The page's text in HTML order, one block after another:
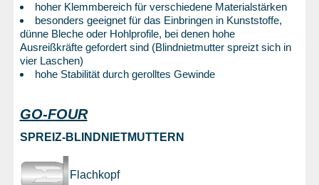
hoher Klemmbereich für verschiedene Materialstärken
besonders geeignet für das Einbringen in Kunststoffe,
dünne Bleche oder Hohlprofile, bei denen hohe
Ausreißkräfte gefordert sind (Blindnietmutter spreizt sich in
vier Laschen)
hohe Stabilität durch gerolltes Gewinde
GO-FOUR
SPREIZ-BLINDNIETMUTTERN
Flachkopf